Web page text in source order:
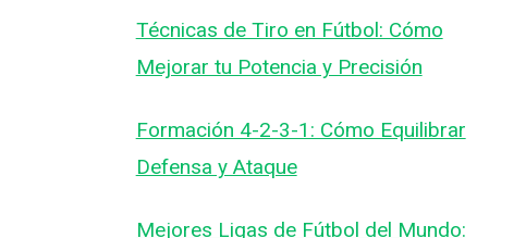
Técnicas de Tiro en Fútbol: Cómo
Mejorar tu Potencia y Precisión
Formación 4-2-3-1: Cómo Equilibrar
Defensa y Ataque
Mejores Ligas de Fútbol del Mundo: